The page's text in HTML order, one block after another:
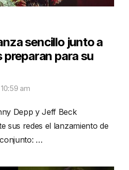
sencillo junto a
para su
10:59 am
Depp y Jeff Beck
sus redes el lanzamiento de
…